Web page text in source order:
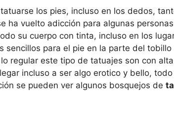
los pies, incluso en los dedos,
ha vuelto adicción para algunas
su cuerpo con tinta, incluso en los
sencillos para el pie en la parte del
regular este tipo de tatuajes son con
incluso a ser algo erotico y bello,
se pueden ver algunos bosquejos de